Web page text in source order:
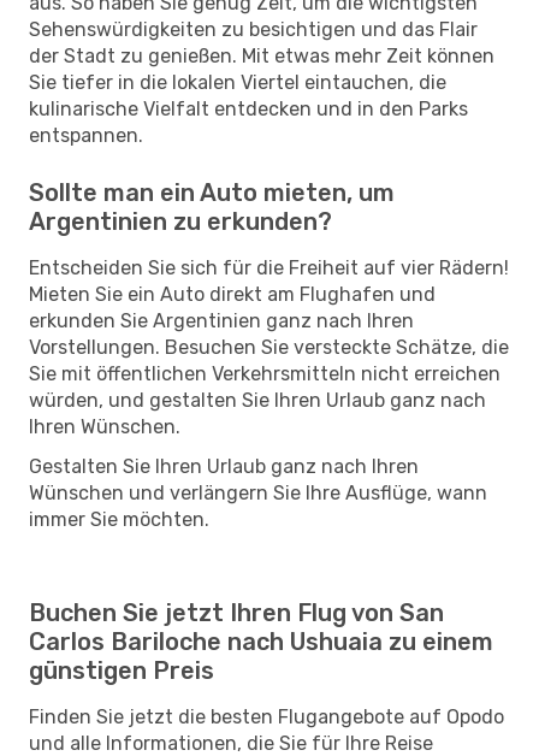
Sehenswürdigkeiten zu besichtigen und das Flair
der Stadt zu genießen. Mit etwas mehr Zeit können
Sie tiefer in die lokalen Viertel eintauchen, die
kulinarische Vielfalt entdecken und in den Parks
entspannen.
Sollte man ein Auto mieten, um
Argentinien zu erkunden?
Entscheiden Sie sich für die Freiheit auf vier Rädern!
Mieten Sie ein Auto direkt am Flughafen und
erkunden Sie Argentinien ganz nach Ihren
Vorstellungen. Besuchen Sie versteckte Schätze, die
Sie mit öffentlichen Verkehrsmitteln nicht erreichen
würden, und gestalten Sie Ihren Urlaub ganz nach
Ihren Wünschen.
Gestalten Sie Ihren Urlaub ganz nach Ihren
Wünschen und verlängern Sie Ihre Ausflüge, wann
immer Sie möchten.
Buchen Sie jetzt Ihren Flug von San
Carlos Bariloche nach Ushuaia zu einem
günstigen Preis
Finden Sie jetzt die besten Flugangebote auf Opodo
und alle Informationen, die Sie für Ihre Reise